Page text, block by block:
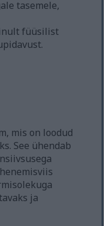
tasemele,
füüsilist
mis on loodud
See ühendab
ja